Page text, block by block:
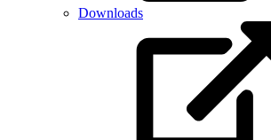
Downloads